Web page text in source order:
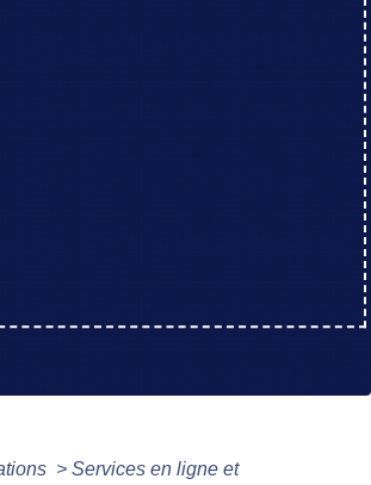
> Services en ligne et